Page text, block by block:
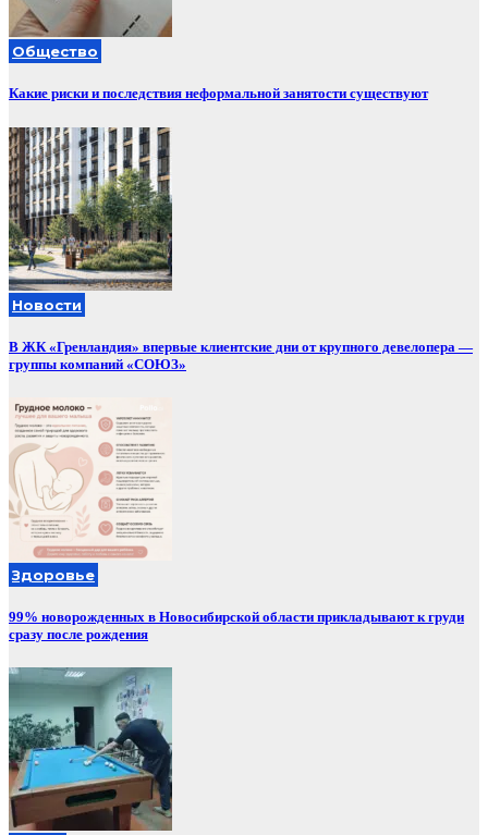
Общество
Какие риски и последствия неформальной занятости существуют
Новости
В ЖК «Гренландия» впервые клиентские дни от крупного девелопера —
группы компаний «СОЮЗ»
Здоровье
99% новорожденных в Новосибирской области прикладывают к груди
сразу после рождения